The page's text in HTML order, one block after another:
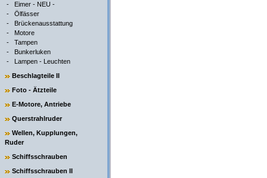
- Eimer - NEU -
- Ölfässer
- Brückenausstattung
- Motore
- Tampen
- Bunkerluken
- Lampen - Leuchten
Beschlagteile II
Foto - Ätzteile
E-Motore, Antriebe
Querstrahlruder
Wellen, Kupplungen,
Ruder
Schiffsschrauben
Schiffsschrauben II